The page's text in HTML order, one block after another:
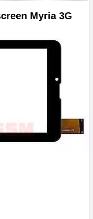
Myria 3G